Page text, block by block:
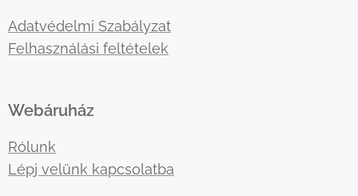
Adatvédelmi Szabályzat
Felhasználási feltételek
Webáruház
Rólunk
Lépj velünk kapcsolatba